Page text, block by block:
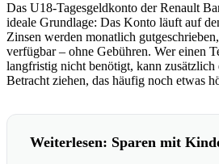
Das U18-Tagesgeldkonto der Renault
ideale Grundlage: Das Konto läuft auf
Zinsen werden monatlich
verfügbar – ohne Gebühren. Wer einen
langfristig nicht benötigt, kann zusätzlich
Betracht ziehen, das häufig noch etwas
Weiterlesen: Sparen mit